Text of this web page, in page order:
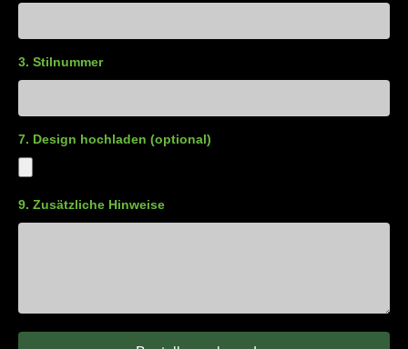
3. Stilnummer
7. Design hochladen (optional)
9. Zusätzliche Hinweise